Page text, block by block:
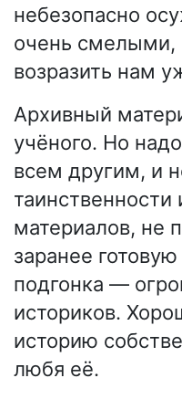
небезопасно
очень смелыми,
возразить нам
Архивный
учёного. Но
всем другим, и
таинственности
материалов, не
заранее
подгонка —
историков.
историю
любя её.